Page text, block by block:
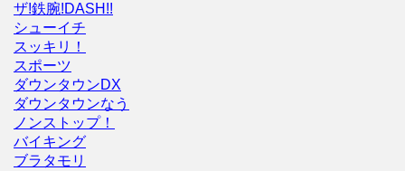
ザ!鉄腕!DASH!!
シューイチ
スッキリ！
スポーツ
ダウンタウンDX
ダウンタウンなう
ノンストップ！
バイキング
ブラタモリ